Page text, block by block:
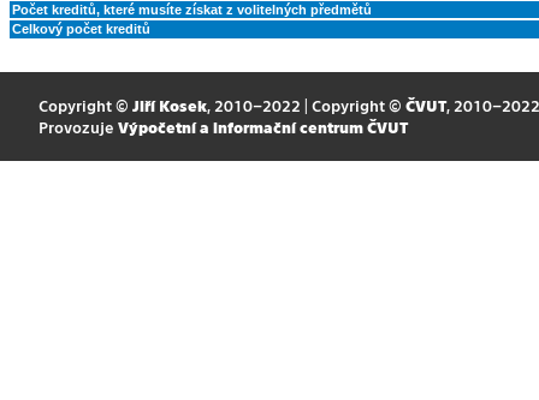
Počet kreditů, které musíte získat z volitelných předmětů
Celkový počet kreditů
Copyright © Jiří Kosek, 2010–2022 | Copyright © ČVUT, 2010–2022
Provozuje Výpočetní a informační centrum ČVUT